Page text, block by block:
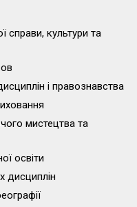
справи, культури та
і правознавства
мистецтва та
освіти
дисциплін